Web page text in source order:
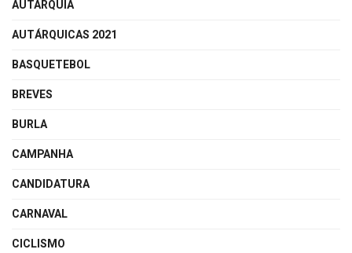
AUTARQUIA
AUTÁRQUICAS 2021
BASQUETEBOL
BREVES
BURLA
CAMPANHA
CANDIDATURA
CARNAVAL
CICLISMO